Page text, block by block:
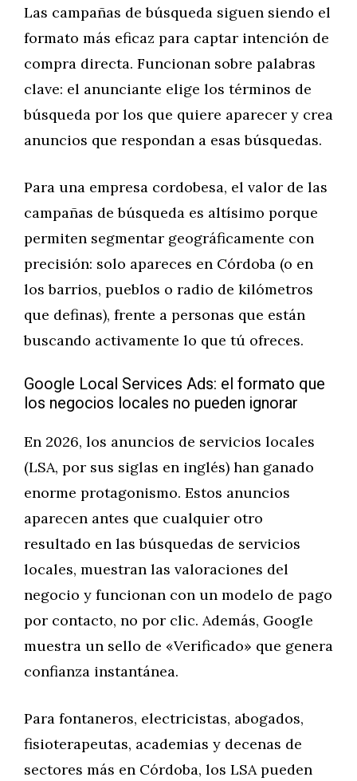
Las campañas de búsqueda siguen siendo el
formato más eficaz para captar intención de
compra directa. Funcionan sobre palabras
clave: el anunciante elige los términos de
búsqueda por los que quiere aparecer y crea
anuncios que respondan a esas búsquedas.
Para una empresa cordobesa, el valor de las
campañas de búsqueda es altísimo porque
permiten segmentar geográficamente con
precisión: solo apareces en Córdoba (o en
los barrios, pueblos o radio de kilómetros
que definas), frente a personas que están
buscando activamente lo que tú ofreces.
Google Local Services Ads: el formato que
los negocios locales no pueden ignorar
En 2026, los anuncios de servicios locales
(LSA, por sus siglas en inglés) han ganado
enorme protagonismo. Estos anuncios
aparecen antes que cualquier otro
resultado en las búsquedas de servicios
locales, muestran las valoraciones del
negocio y funcionan con un modelo de pago
por contacto, no por clic. Además, Google
muestra un sello de «Verificado» que genera
confianza instantánea.
Para fontaneros, electricistas, abogados,
fisioterapeutas, academias y decenas de
sectores más en Córdoba, los LSA pueden